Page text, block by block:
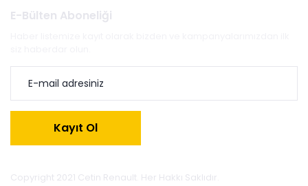
E-Bülten Aboneliği
Kayıt Ol
Copyright 2021 Cetin Renault. Her Hakkı Saklıdır.